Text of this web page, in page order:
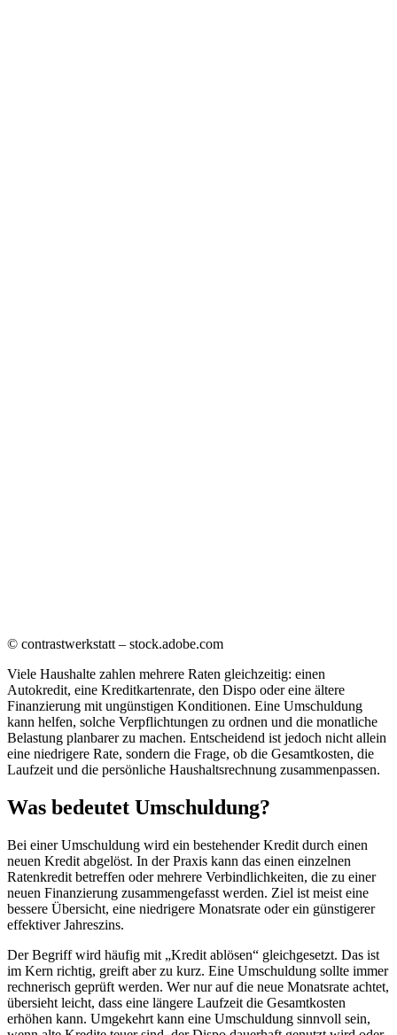
© contrastwerkstatt – stock.adobe.com
Viele Haushalte zahlen mehrere Raten gleichzeitig: einen
Autokredit, eine Kreditkartenrate, den Dispo oder eine ältere
Finanzierung mit ungünstigen Konditionen. Eine Umschuldung
kann helfen, solche Verpflichtungen zu ordnen und die monatliche
Belastung planbarer zu machen. Entscheidend ist jedoch nicht allein
eine niedrigere Rate, sondern die Frage, ob die Gesamtkosten, die
Laufzeit und die persönliche Haushaltsrechnung zusammenpassen.
Was bedeutet Umschuldung?
Bei einer Umschuldung wird ein bestehender Kredit durch einen
neuen Kredit abgelöst. In der Praxis kann das einen einzelnen
Ratenkredit betreffen oder mehrere Verbindlichkeiten, die zu einer
neuen Finanzierung zusammengefasst werden. Ziel ist meist eine
bessere Übersicht, eine niedrigere Monatsrate oder ein günstigerer
effektiver Jahreszins.
Der Begriff wird häufig mit „Kredit ablösen“ gleichgesetzt. Das ist
im Kern richtig, greift aber zu kurz. Eine Umschuldung sollte immer
rechnerisch geprüft werden. Wer nur auf die neue Monatsrate achtet,
übersieht leicht, dass eine längere Laufzeit die Gesamtkosten
erhöhen kann. Umgekehrt kann eine Umschuldung sinnvoll sein,